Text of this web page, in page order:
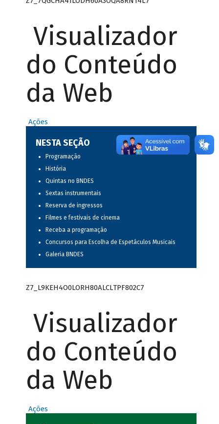
Visualizador
do Conteúdo
da Web
Ações
NESTA SEÇÃO
Programação
História
Quintas no BNDES
Sextas instrumentais
Reserva de ingressos
Filmes e festivais de cinema
Receba a programação
Concursos para Escolha de Espetáculos Musicais
Galeria BNDES
Z7_L9KEH4O0LORH80ALCLTPF802C7
Visualizador
do Conteúdo
da Web
Ações